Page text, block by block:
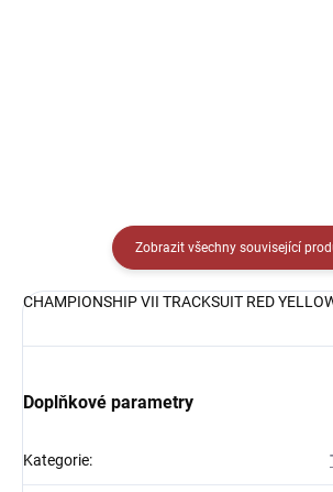
Zobrazit všechny související
CHAMPIONSHIP VII TRACKSUIT RED
Doplňkové parametry
Kategorie: